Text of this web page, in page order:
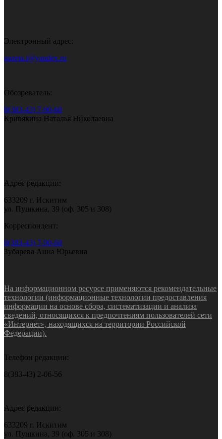
Электронный адрес:
gazeta.i@yandex.ru
Обозреватель:
8(383-43) 7-90-60
Кривякина Наталья Николаевна
Адрес редакции:
633209 г. Искитим
ул. Пушкина, 39 (оф. 305 и 308)
Корреспондент:
8(383-43) 7-90-60
Зубарева Анна Юрьевна
На информационном ресурсе применяются рекомендательные
технологии (информационные технологии предоставления
информации на основе сбора, систематизации и анализа
сведений, относящихся к предпочтениям пользователей сети
«Интернет», находящихся на территории Российской
Федерации).
Телефон редакции:
8(383-43) 2-06-56
Адрес редакции:
633209 г. Искитим
ул. Пушкина, 39 (оф. 305 и 308)